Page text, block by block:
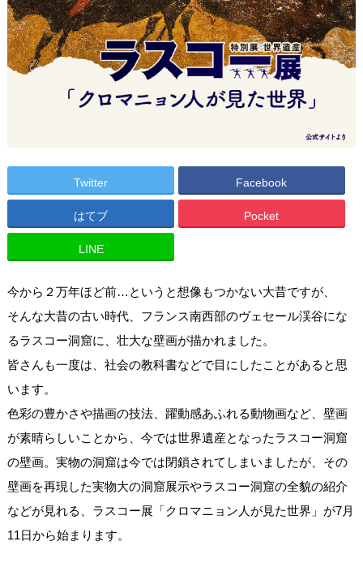
Twitter Facebook
はてブ Pocket
LINE
今から２万年ほど前…というと想像もつかない大昔ですが、
そんな大昔の古い時代、フランス南西部のヴェセール渓谷にな
るラスコー洞窟に、壮大な壁画が描かれました。
皆さんも一度は、社会の教科書などで目にしたことがあると思
います。
色彩の豊かさや描画の技法、躍動感あふれる動物画など、壁画
が素晴らしいことから、今では世界遺産となったラスコー洞窟
の壁画。実物の洞窟は今では閉鎖されてしまいましたが、その
壁画を再現した実物大の洞窟展示やラスコー洞窟の全貌の紹介
などが見れる、ラスコー展「クロマニョン人が見た世界」が7月
11日から始まります。